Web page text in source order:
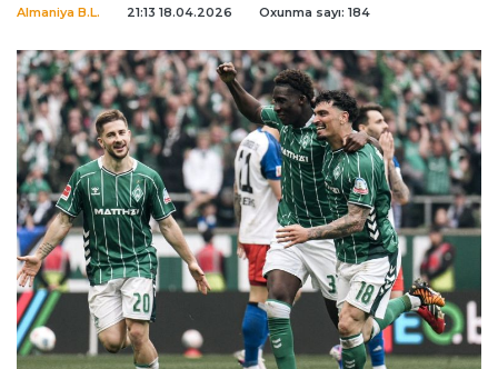
Almaniya B.L. 21:13 18.04.2026 Oxunma sayı: 184